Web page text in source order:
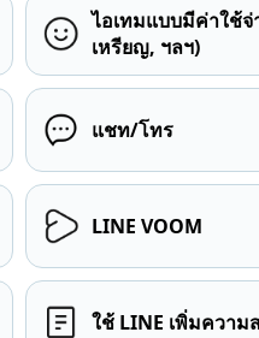
ไอเทมแบบมีค่าใช้จ่
เหรียญ, ฯลฯ)
แชท/โทร
LINE VOOM
ใช้ LINE เพิ่มความ